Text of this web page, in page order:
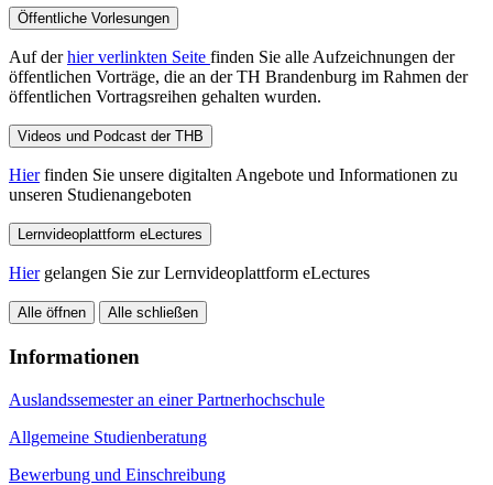
Öffentliche Vorlesungen
Auf derhier verlinkten Seite finden Sie alle Aufzeichnungen der
öffentlichen Vorträge, die an der TH Brandenburg im Rahmen der
öffentlichen Vortragsreihen gehalten wurden.
Videos und Podcast der THB
Hierfinden Sie unsere digitalten Angebote und Informationen zu
unseren Studienangeboten
Lernvideoplattform eLectures
Hiergelangen Sie zur Lernvideoplattform eLectures
Alle öffnen Alle schließen
Informationen
Auslandssemester an einer Partnerhochschule
Allgemeine Studienberatung
Bewerbung und Einschreibung